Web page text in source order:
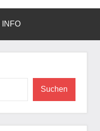
INFO
Suchen